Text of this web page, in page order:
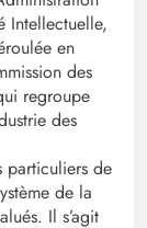
Intellectuelle,
en
des
regroupe
des
particuliers de
de la
Il s’agit